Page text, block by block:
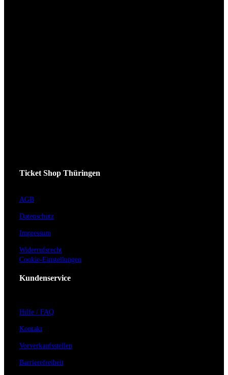
Ticket Shop Thüringen
AGB
Datenschutz
Impressum
Widerrufsrecht
Cookie-Einstellungen
Kundenservice
Hilfe / FAQ
Kontakt
Vorverkaufsstellen
Barrierefreiheit